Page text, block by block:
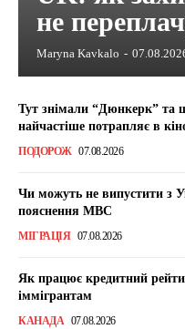
не
Maryna Kavkalo -
Тут знімали “Дюнкерк” та
найчастіше потрапляє в
ПОДОРОЖ 07.08.2026
Чи можуть не випустити з
пояснення МВС
МІГРАЦІЯ 07.08.2026
Як працює кредитний
іммігрантам
КАНАДА 07.08.2026